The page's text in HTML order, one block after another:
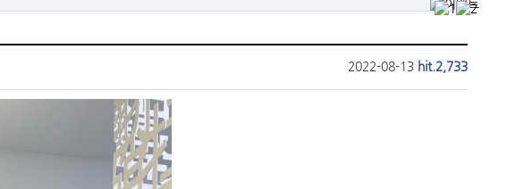
2022-08-13 hit.2,733